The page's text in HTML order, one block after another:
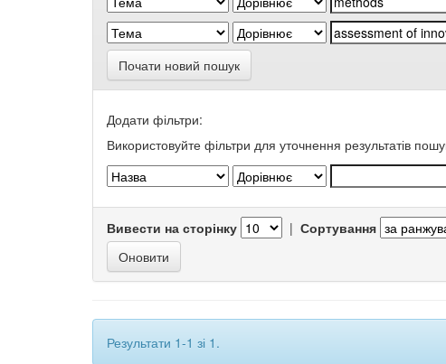
Почати новий пошук
Додати фільтри:
Використовуйте фільтри для уточнення результатів
Вивести на сторінку | Сортування
Результати 1-1 зі 1.